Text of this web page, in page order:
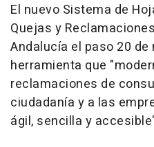
El nuevo Sistema de
Quejas y
Andalucía el paso 20 de
herramienta que
reclamaciones de
ciudadanía y a las
ágil, sencilla y